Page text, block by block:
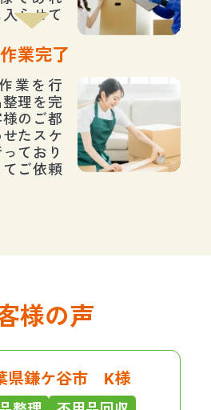
らせて
業完了
業を行
理を完
のご都
たスケ
ており
ご依頼
様の声
県鎌ケ谷市 K様